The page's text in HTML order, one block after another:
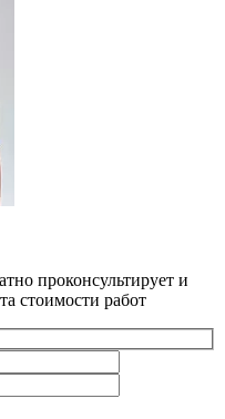
проконсультирует и
стоимости работ